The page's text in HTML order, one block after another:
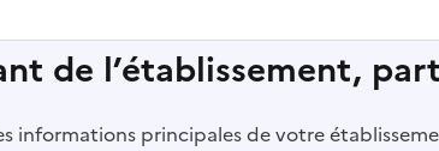
de l’établissement,
informations principales de votre